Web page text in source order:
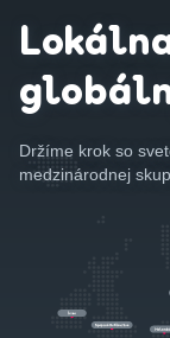
Držíme krok so
medzinárodnej